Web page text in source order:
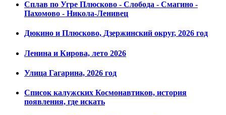
Сплав по Угре Плюсково - Слобода - Смагино -
Пахомово - Никола-Ленивец
Дюкино и Плюсково, Дзержинский округ, 2026 год
Ленина и Кирова, лето 2026
Улица Гагарина, 2026 год
Список калужских Космонавтиков, история
появления, где искать